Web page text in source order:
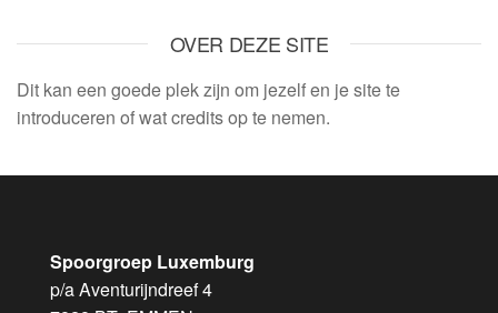
OVER DEZE SITE
Dit kan een goede plek zijn om jezelf en je site te
introduceren of wat credits op te nemen.
Spoorgroep Luxemburg
p/a Aventurijndreef 4